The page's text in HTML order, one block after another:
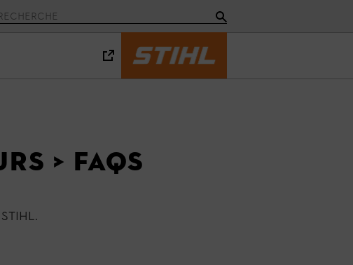
> FAQs